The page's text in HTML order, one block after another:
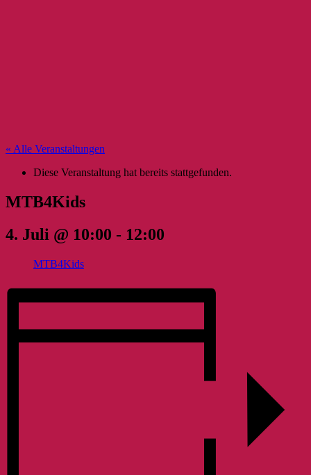
« Alle Veranstaltungen
Diese Veranstaltung hat bereits stattgefunden.
MTB4Kids
4. Juli @ 10:00 - 12:00
MTB4Kids